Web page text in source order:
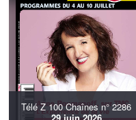
Télé Z 100 Chaînes n° 2286
29 juin 2026